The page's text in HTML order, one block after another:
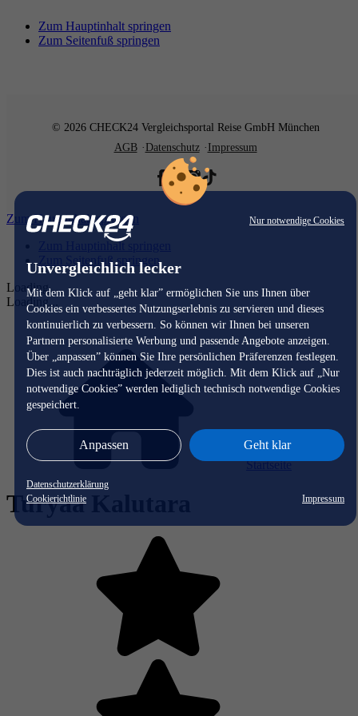
Nur notwendige Cookies
Unvergleichlich lecker
Mit dem Klick auf „geht klar” ermöglichen Sie uns Ihnen über
Cookies ein verbessertes Nutzungserlebnis zu servieren und dieses
kontinuierlich zu verbessern. So können wir Ihnen bei unseren
Partnern personalisierte Werbung und passende Angebote anzeigen.
Über „anpassen” können Sie Ihre persönlichen Präferenzen festlegen.
Dies ist auch nachträglich jederzeit möglich. Mit dem Klick auf „Nur
notwendige Cookies” werden lediglich technisch notwendige Cookies
gespeichert.
Anpassen Geht klar
Datenschutzerklärung
Cookierichtlinie
Impressum
Zum Hauptinhalt springen
Zum Seitenfuß springen
© 2026 CHECK24 Vergleichsportal Reise GmbH München
AGB
Datenschutz Impressum
Zum Hauptinhalt springen
Zum Hauptinhalt springen
Zum Seitenfuß springen
Loading...
Loading...
Startseite
Turyaa Kalutara